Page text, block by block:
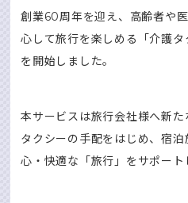
創業60周年を迎え、高齢者や
心して旅行を楽しめる「介護タ
を開始しました。
本サービスは旅行会社様へ新
タクシーの手配をはじめ、宿
心・快適な「旅行」をサポート